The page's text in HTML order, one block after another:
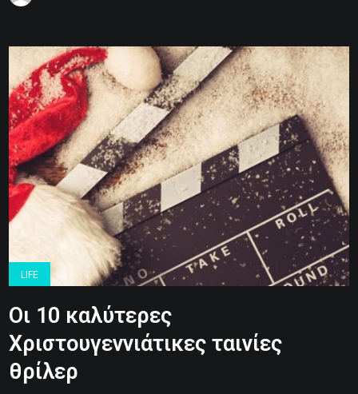
LIFE
Oι 10 καλύτερες
Χριστουγεννιάτικες ταινίες
θρίλερ